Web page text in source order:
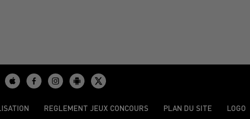
REGLEMENT JEUX CONCOURS PLAN DU SITE LOGO